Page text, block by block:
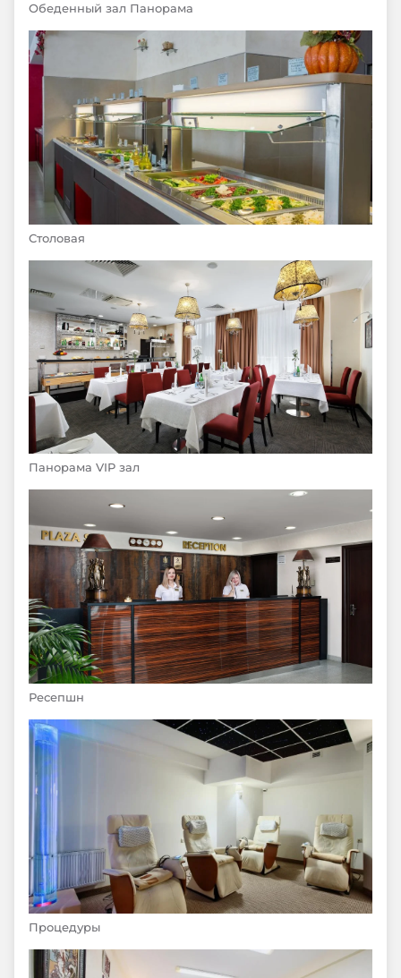
Обеденный зал Панорама
Столовая
Панорама VIP зал
Ресепшн
Процедуры